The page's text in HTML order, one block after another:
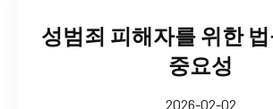
성범죄 피해자를 위한
중요성
2026-02-02